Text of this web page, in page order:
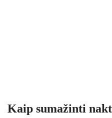
Kaip sumažinti